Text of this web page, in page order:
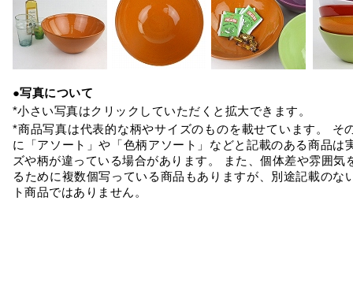
●写真について
*小さい写真はクリックしていただくと拡大できます。
*商品写真は代表的な柄やサイズのものを載せています。 そ
に「アソート」や「色柄アソート」などと記載のある商品は
ズや柄が違っている場合があります。 また、個体差や雰囲気
るために複数個写っている商品もありますが、別途記載のな
ト商品ではありません。